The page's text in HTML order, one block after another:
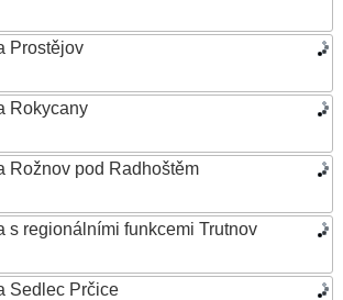
Prostějov
Rokycany
Rožnov pod Radhoštěm
s regionálními funkcemi Trutnov
Sedlec Prčice